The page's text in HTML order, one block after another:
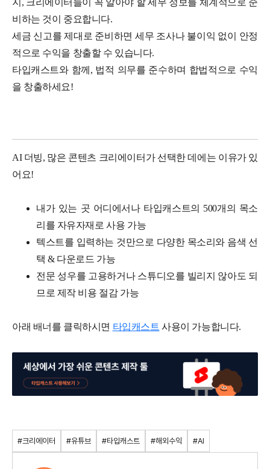
비하는 것이 중요합니다.
세금 신고를 제대로 준비하면 세무 조사나 불이익 없이 안정
적으로 수익을 창출할 수 있습니다.
타입캐스트와 함께, 법적 의무를 준수하며 합법적으로 수익
을 창출하세요!
AI 더빙, 많은 콘텐츠 크리에이터가 선택한 데에는 이유가 있
어요!
내가 있는 곳 어디에서나 타입캐스트의 500개의 목소
리를 자유자재로 사용 가능
텍스트를 입력하는 것만으로 다양한 목소리와 음색 선
택 & 다운로드 가능
전문 성우를 고용하거나 스튜디오를 빌리지 않아도 되
므로 제작 비용 절감 가능
아래 배너를 클릭하시면 타입캐스트 사용이 가능합니다.
#크리에이터 #유튜브 #타입캐스트 #해외수익 #AI